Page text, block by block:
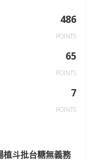
486
POINTS
65
POINTS
7
POINTS
植斗批台糖無義務